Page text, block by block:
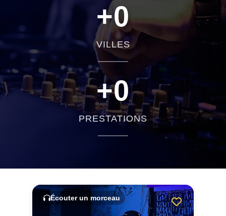
+0
VILLES
+0
PRESTATIONS
Écouter un morceau